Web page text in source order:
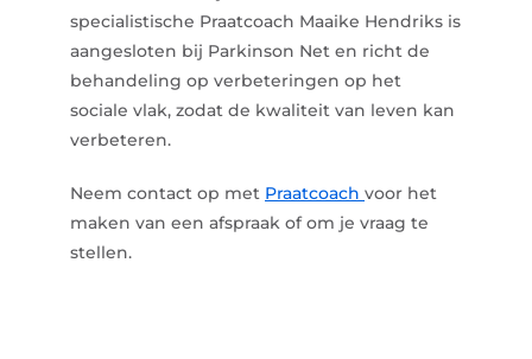
specialistische Praatcoach Maaike Hendriks is
aangesloten bij Parkinson Net en richt de
behandeling op verbeteringen op het
sociale vlak, zodat de kwaliteit van leven kan
verbeteren.
Neem contact op met Praatcoach voor het
maken van een afspraak of om je vraag te
stellen.